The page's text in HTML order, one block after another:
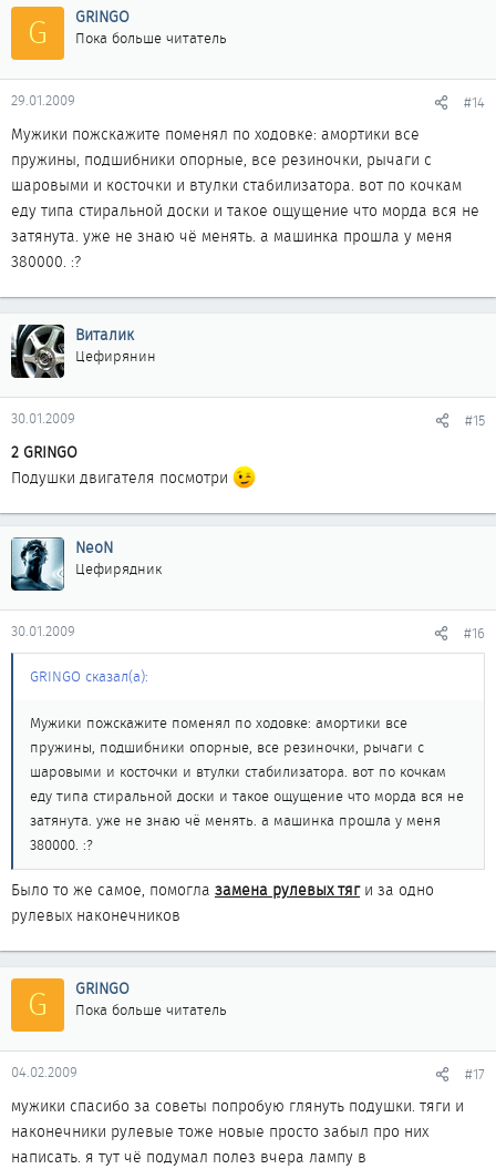
G GRINGO
Пока больше читатель
29.01.2009 #14
Мужики пожскажите поменял по ходовке: амортики все
пружины, подшибники опорные, все резиночки, рычаги с
шаровыми и косточки и втулки стабилизатора. вот по кочкам
еду типа стиральной доски и такое ощущение что морда вся не
затянута. уже не знаю чё менять. а машинка прошла у меня
380000. :?
Виталик
Цефирянин
30.01.2009 #15
2 GRINGO
Подушки двигателя посмотри
NeoN
Цефирядник
30.01.2009 #16
GRINGO сказал(а):
Мужики пожскажите поменял по ходовке: амортики все
пружины, подшибники опорные, все резиночки, рычаги с
шаровыми и косточки и втулки стабилизатора. вот по кочкам
еду типа стиральной доски и такое ощущение что морда вся не
затянута. уже не знаю чё менять. а машинка прошла у меня
380000. :?
Было то же самое, помогла замена рулевых тяги за одно
рулевых наконечников
G GRINGO
Пока больше читатель
04.02.2009 #17
мужики спасибо за советы попробую глянуть подушки. тяги и
наконечники рулевые тоже новые просто забыл про них
написать. я тут чё подумал полез вчера лампу в